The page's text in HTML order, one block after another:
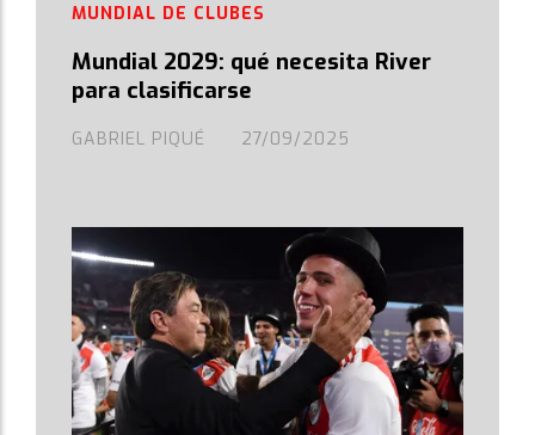
Mundial 2029: qué necesita River
para clasificarse
GABRIEL PIQUÉ
MUNDIAL DE CLUBES
27/09/2025